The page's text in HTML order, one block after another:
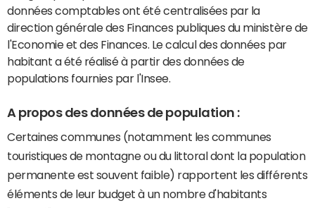
données comptables ont été centralisées par la
direction générale des Finances publiques du ministère de
l'Economie et des Finances. Le calcul des données par
habitant a été réalisé à partir des données de
populations fournies par l'Insee.
A propos des données de population :
Certaines communes (notamment les communes
touristiques de montagne ou du littoral dont la population
permanente est souvent faible) rapportent les différents
éléments de leur budget à un nombre d'habitants